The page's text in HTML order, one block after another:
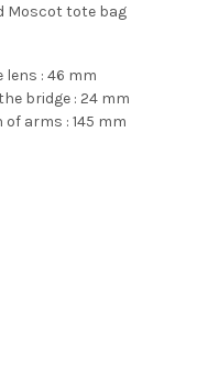
Moscot tote bag
lens : 46 mm
bridge : 24 mm
arms : 145 mm